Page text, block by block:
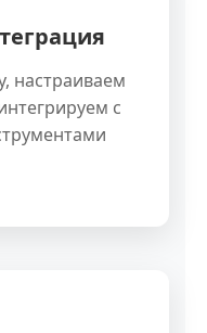
настраиваем
с